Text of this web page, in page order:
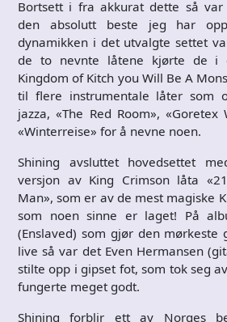
Bortsett i fra akkurat dette så
den absolutt beste jeg har
dynamikken i det utvalgte settet
de to nevnte låtene kjørte de i
Kingdom of Kitch you Will Be A
til flere instrumentale låter som
jazza, «The Red Room», «Goretex
«Winterreise» for å nevne noen.
Shining avsluttet hovedsettet
versjon av King Crimson låta
Man», som er av de mest magiske
som noen sinne er laget! På
(Enslaved) som gjør den mørkeste
live så var det Even Hermansen
stilte opp i gipset fot, som tok seg
fungerte meget godt.
Shining forblir ett av Norges